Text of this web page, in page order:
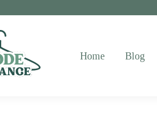
Home Blog